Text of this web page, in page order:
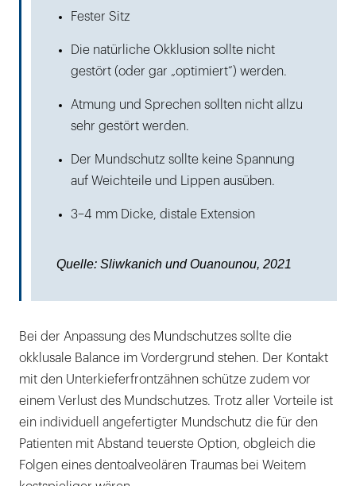
Fester Sitz
Die natürliche Okklusion sollte nicht
gestört (oder gar „optimiert“) werden.
Atmung und Sprechen sollten nicht allzu
sehr gestört werden.
Der Mundschutz sollte keine Spannung
auf Weichteile und Lippen ausüben.
3–4 mm Dicke, distale Extension
Quelle: Sliwkanich und Ouanounou, 2021
Bei der Anpassung des Mundschutzes sollte die
okklusale Balance im Vordergrund stehen. Der Kontakt
mit den Unterkieferfrontzähnen schütze zudem vor
einem Verlust des Mundschutzes. Trotz aller Vorteile ist
ein individuell angefertigter Mundschutz die für den
Patienten mit Abstand teuerste Option, obgleich die
Folgen eines dentoalveolären Traumas bei Weitem